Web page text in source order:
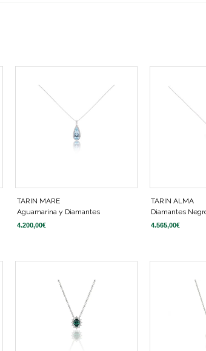
TARIN MARE
Aguamarina y Diamantes
4.200,00€
TARIN ALMA
Diamantes
4.565,00€